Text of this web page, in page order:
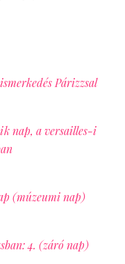
Párizzsal
nap, a versailles-i
(múzeumi nap)
4. (záró nap)